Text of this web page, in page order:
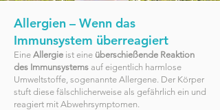
Allergien – Wenn das
Immunsystem überreagiert
Eine Allergie ist eine überschießende Reaktion
des Immunsystems auf eigentlich harmlose
Umweltstoffe, sogenannte Allergene. Der Körper
stuft diese fälschlicherweise als gefährlich ein und
reagiert mit Abwehrsymptomen.